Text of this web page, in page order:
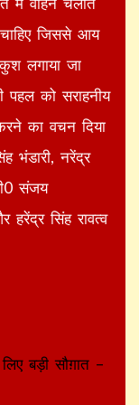
जिससे आय
लगाया जा
को सराहनीय
का वचन दिया
भंडारी, नरेंद्र
संजय
सिंह रावत्व
बड़ी सौग़ात –